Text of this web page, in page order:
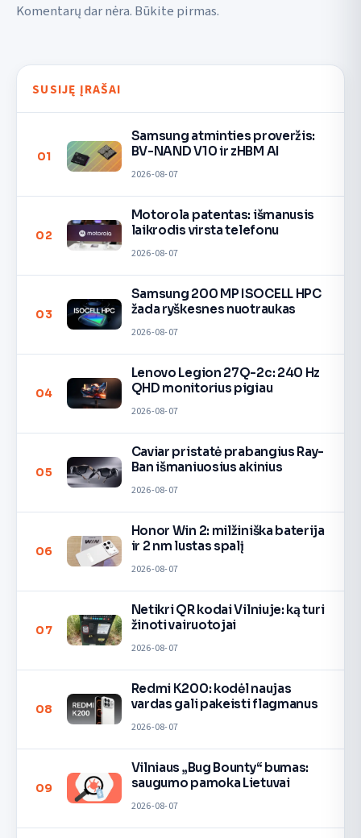
Komentarų dar nėra. Būkite pirmas.
SUSIJĘ ĮRAŠAI
01
Samsung atminties proveržis:
BV-NAND V10 ir zHBM AI
2026-08-07
02
Motorola patentas: išmanusis
laikrodis virsta telefonu
2026-08-07
03
Samsung 200 MP ISOCELL HPC
žada ryškesnes nuotraukas
2026-08-07
04
Lenovo Legion 27Q-2c: 240 Hz
QHD monitorius pigiau
2026-08-07
05
Caviar pristatė prabangius Ray-
Ban išmaniuosius akinius
2026-08-07
06
Honor Win 2: milžiniška baterija
ir 2 nm lustas spalį
2026-08-07
07
Netikri QR kodai Vilniuje: ką turi
žinoti vairuotojai
2026-08-07
08
Redmi K200: kodėl naujas
vardas gali pakeisti flagmanus
2026-08-07
09
Vilniaus „Bug Bounty“ bumas:
saugumo pamoka Lietuvai
2026-08-07